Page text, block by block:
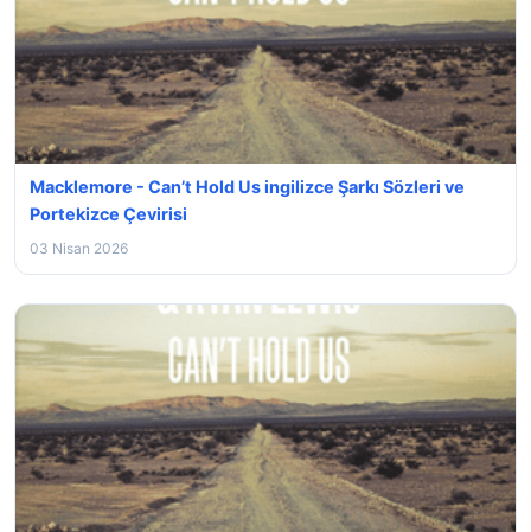
Macklemore - Can’t Hold Us ingilizce Şarkı Sözleri ve
Portekizce Çevirisi
03 Nisan 2026